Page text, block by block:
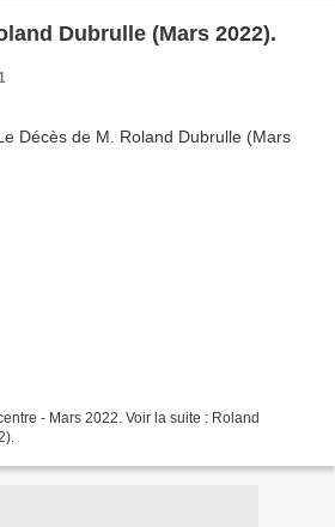
Dubrulle (Mars 2022).
- Mars 2022. Voir la suite : Roland